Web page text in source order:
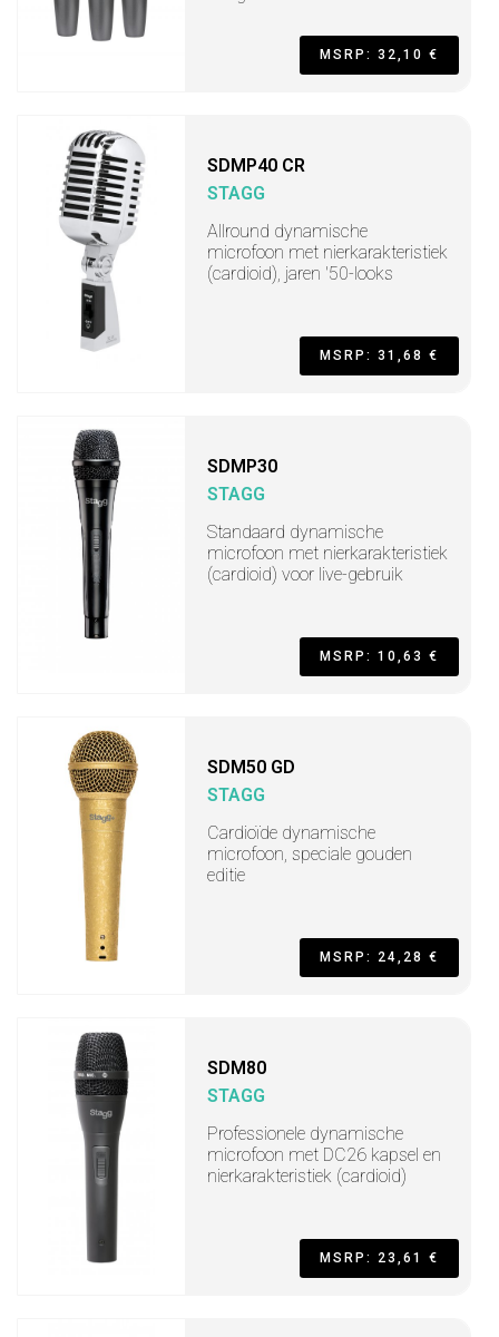
MSRP: 32,10 €
SDMP40 CR
STAGG
Allround dynamische
microfoon met nierkarakteristiek
(cardioid), jaren '50-looks
MSRP: 31,68 €
SDMP30
STAGG
Standaard dynamische
microfoon met nierkarakteristiek
(cardioid) voor live-gebruik
MSRP: 10,63 €
SDM50 GD
STAGG
Cardioïde dynamische
microfoon, speciale gouden
editie
MSRP: 24,28 €
SDM80
STAGG
Professionele dynamische
microfoon met DC26 kapsel en
nierkarakteristiek (cardioid)
MSRP: 23,61 €